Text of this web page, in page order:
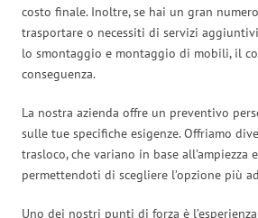
costo finale. Inoltre, se hai un gran
trasportare o necessiti di servizi
lo smontaggio e montaggio di mobili, il
conseguenza.
La nostra azienda offre un preventivo
sulle tue specifiche esigenze. Offriamo
trasloco, che variano in base all’ampiezza
permettendoti di scegliere l’opzione più
Uno dei nostri punti di forza è